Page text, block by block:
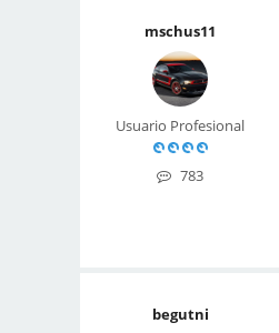
mschus11
Usuario Profesional
783
begutni